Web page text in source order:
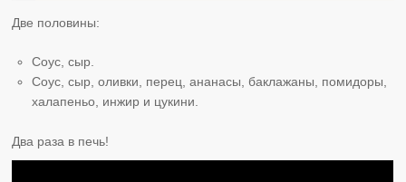
Две половины:
Соус, сыр.
Соус, сыр, оливки, перец, ананасы, баклажаны, помидоры,
халапеньо, инжир и цукини.
Два раза в печь!